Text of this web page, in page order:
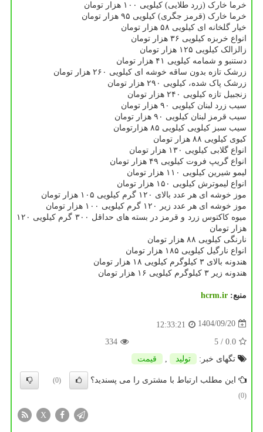
خرما خارک (زرد طلایی) کیلویی ۱۰۰ هزار تومان
خرما خارک (قرمز جگری) کیلویی ۹۵ هزار تومان
خیار گلخانه ای کیلویی ۵۸ هزار تومان
انواع خربزه کیلویی ۳۶ هزار تومان
زالزالک کیلویی ۱۲۵ هزار تومان
دستنبو و شمامه کیلویی ۴۱ هزار تومان
زرشک تازه بدون ساقه خوشه ای کیلویی ۲۶۰ هزار تومان
زرشک پاک شده، کیلویی ۲۹۰ هزار تومان
زنجبیل تازه کیلویی ۲۴۰ هزار تومان
سیب زرد لبنان کیلویی ۹۰ هزار تومان
سیب قرمز لبنان کیلویی ۹۰ هزار تومان
سیب سبز کیلویی کیلویی ۸۵ هزارتومان
کیوی کیلویی ۸۸ هزار تومان
انواع گلابی کیلویی ۱۳۰ هزار تومان
انواع گریپ فروت کیلویی ۴۹ هزار تومان
لیمو شیرین کیلویی ۱۱۰ هزار تومان
انواع لیموترش کیلویی ۱۵۰ هزار تومان
موز خوشه ای هر عدد بالای ۱۲۰ گرم کیلویی ۱۰۵ هزار تومان
موز خوشه ای هر عدد زیر ۱۲۰ گرم کیلویی ۱۰۰ هزار تومان
میوه کاکتوس زرد و قرمز در بسته های حداقل ۳۰۰ گرم کیلویی ۱۲۰
هزار تومان
نارنگی کیلویی ۸۸ هزار تومان
انواع نارگیل کیلویی ۱۸۵ هزار تومان
هندونه بالای ۳ کیلوگرم کیلویی ۱۸ هزار تومان
هندونه زیر ۳ کیلوگرم کیلویی ۱۶ هزار تومان
منبع: hcrm.ir
1404/09/20
12:33:21
0.0
/ 5
334
تگهای خبر:
تولید قیمت
این مطلب ارتباط با مشتری را می پسندید؟
(0)
(0)
X